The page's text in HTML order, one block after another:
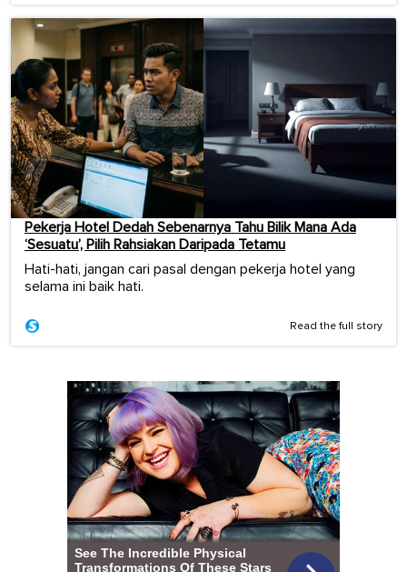
Pekerja Hotel Dedah Sebenarnya Tahu Bilik Mana Ada
‘Sesuatu’, Pilih Rahsiakan Daripada Tetamu
Hati-hati, jangan cari pasal dengan pekerja hotel yang
selama ini baik hati.
Read the full story